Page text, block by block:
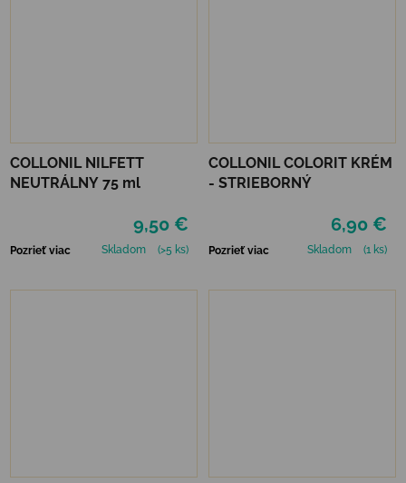
COLLONIL NILFETT
NEUTRÁLNY 75 ml
9,50 €
Pozrieť viac Skladom (>5 ks)
COLLONIL COLORIT KRÉM
- STRIEBORNÝ
6,90 €
Pozrieť viac Skladom (1 ks)